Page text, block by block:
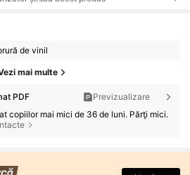
de vinil
mai multe
PDF
Previzualizare
copiilor mai mici de 36 de luni. Părţi mici.